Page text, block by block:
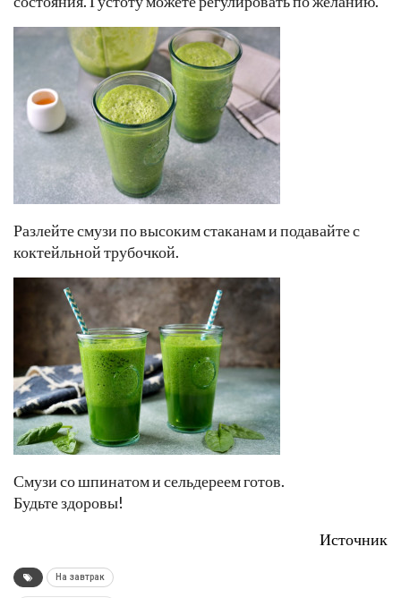
Разлейте смузи по высоким стаканам и подавайте с
коктейльной трубочкой.
Смузи со шпинатом и сельдереем готов.
Будьте здоровы!
Источник
На завтрак